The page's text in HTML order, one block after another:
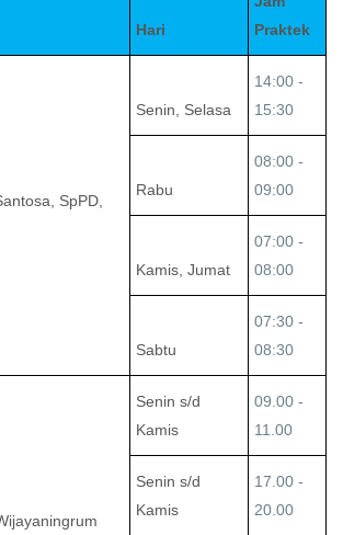
Hari
Praktek
SpPD,
Senin, Selasa
14:00 -
15:30
Rabu
08:00 -
09:00
Kamis, Jumat
07:00 -
08:00
Sabtu
07:30 -
08:30
Senin s/d
Kamis
09.00 -
11.00
Senin s/d
Kamis
17.00 -
20.00